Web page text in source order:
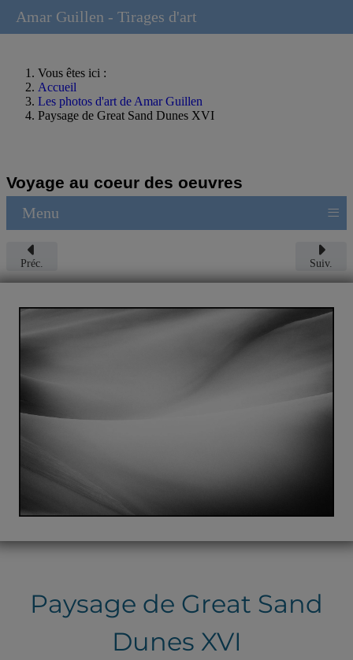
Vous êtes ici :
Accueil
Les photos d'art de Amar Guillen
Paysage de Great Sand Dunes XVI
Voyage au coeur des oeuvres
Menu ≡
Préc. Suiv.
Paysage de Great Sand
Dunes XVI
Amar Guillen - Tirages d'art